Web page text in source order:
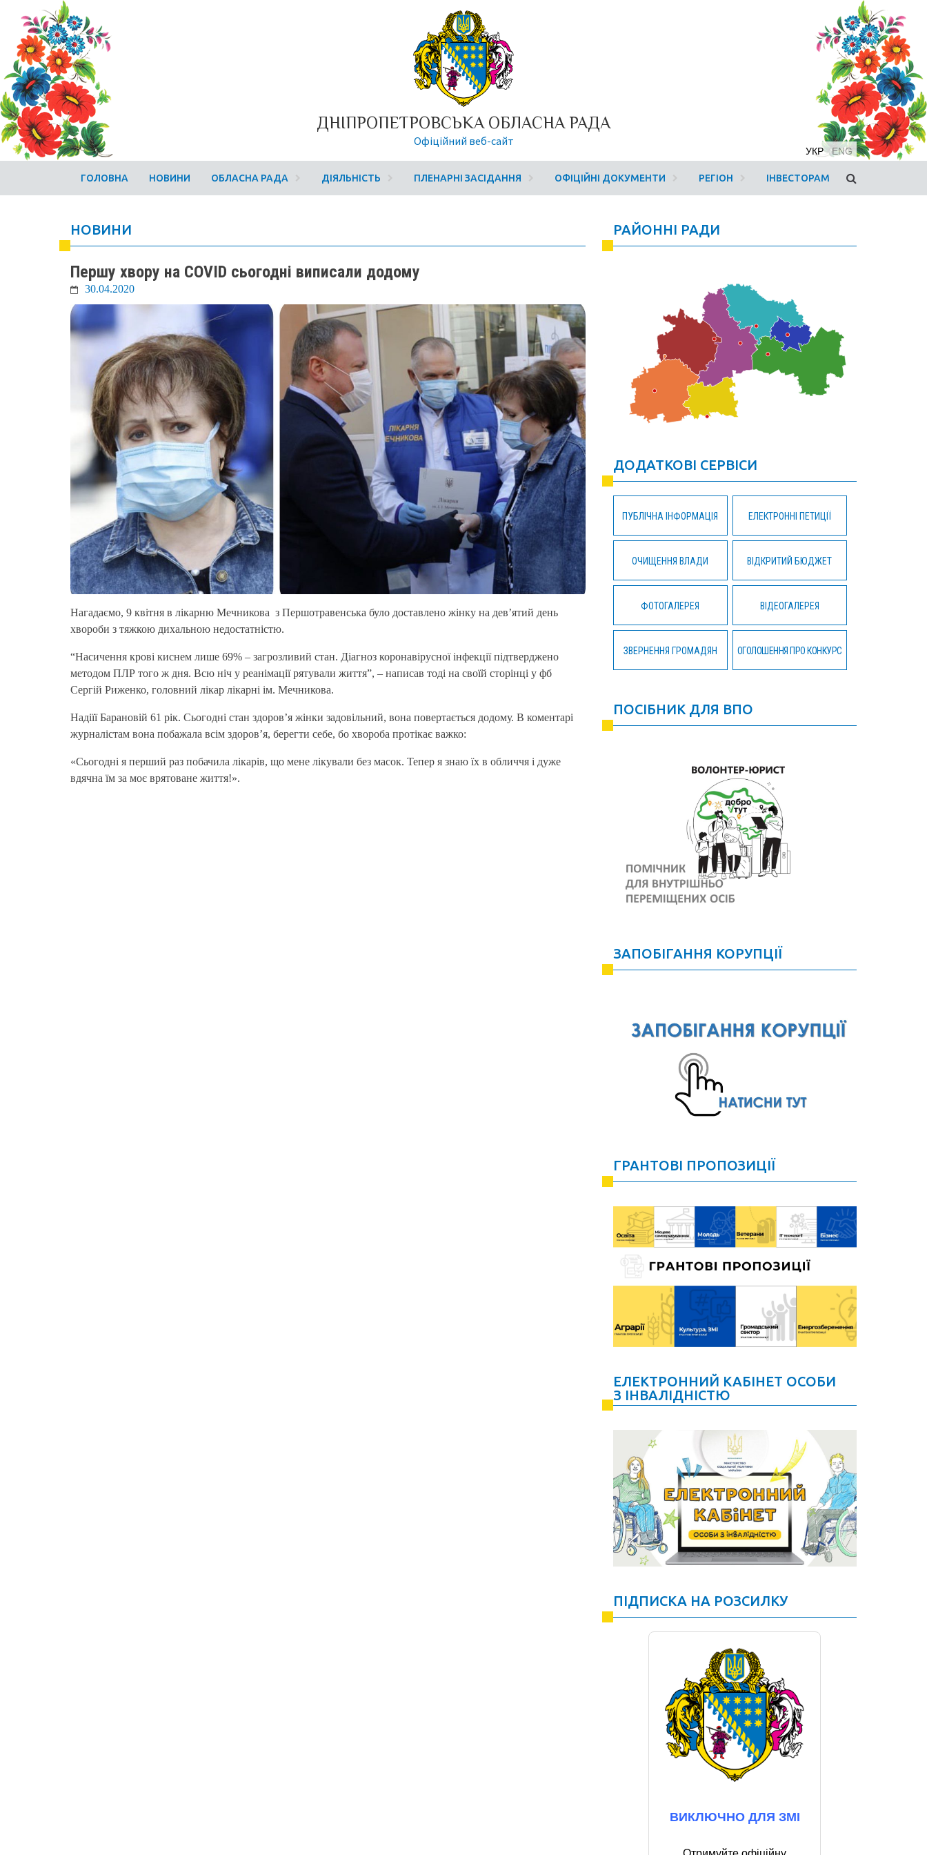
ДНІПРОПЕТРОВСЬКА ОБЛАСНА РАДА
Офіційний веб-сайт
УКР ENG
ГОЛОВНА НОВИНИ ОБЛАСНА РАДА ДІЯЛЬНІСТЬ ПЛЕНАРНІ ЗАСІДАННЯ ОФІЦІЙНІ ДОКУМЕНТИ РЕГІОН ІНВЕСТОРАМ
НОВИНИ
Першу хвору на COVID сьогодні виписали додому
30.04.2020
Нагадаємо, 9 квітня в лікарню Мечникова з Першотравенська було доставлено жінку на дев’ятий день
хвороби з тяжкою дихальною недостатністю.
“Насичення крові киснем лише 69% – загрозливий стан. Діагноз коронавірусної інфекції підтверджено
методом ПЛР того ж дня. Всю ніч у реанімації рятували життя”, – написав тоді на своїй сторінці у фб
Сергій Риженко, головний лікар лікарні ім. Мечникова.
Надіїї Барановій 61 рік. Сьогодні стан здоров’я жінки задовільний, вона повертається додому. В коментарі
журналістам вона побажала всім здоров’я, берегти себе, бо хвороба протікає важко:
«Сьогодні я перший раз побачила лікарів, що мене лікували без масок. Тепер я знаю їх в обличчя і дуже
вдячна їм за моє врятоване життя!».
РАЙОННІ РАДИ
ДОДАТКОВІ СЕРВІСИ
ПУБЛІЧНА ІНФОРМАЦІЯ ЕЛЕКТРОННІ ПЕТИЦІЇ
ОЧИЩЕННЯ ВЛАДИ ВІДКРИТИЙ БЮДЖЕТ
ФОТОГАЛЕРЕЯ ВІДЕОГАЛЕРЕЯ
ЗВЕРНЕННЯ ГРОМАДЯН ОГОЛОШЕННЯ ПРО КОНКУРС
ПОСІБНИК ДЛЯ ВПО
ЗАПОБІГАННЯ КОРУПЦІЇ
ГРАНТОВІ ПРОПОЗИЦІЇ
ЕЛЕКТРОННИЙ КАБІНЕТ ОСОБИ
З ІНВАЛІДНІСТЮ
ПІДПИСКА НА РОЗСИЛКУ
ВИКЛЮЧНО ДЛЯ ЗМІ